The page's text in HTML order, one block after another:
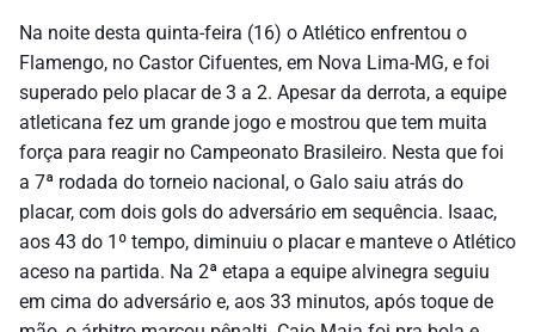
Na noite desta quinta-feira (16) o Atlético enfrentou o
Flamengo, no Castor Cifuentes, em Nova Lima-MG, e foi
superado pelo placar de 3 a 2. Apesar da derrota, a equipe
atleticana fez um grande jogo e mostrou que tem muita
força para reagir no Campeonato Brasileiro. Nesta que foi
a 7ª rodada do torneio nacional, o Galo saiu atrás do
placar, com dois gols do adversário em sequência. Isaac,
aos 43 do 1º tempo, diminuiu o placar e manteve o Atlético
aceso na partida. Na 2ª etapa a equipe alvinegra seguiu
em cima do adversário e, aos 33 minutos, após toque de